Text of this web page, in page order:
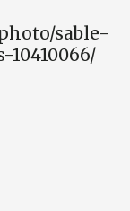
sable-